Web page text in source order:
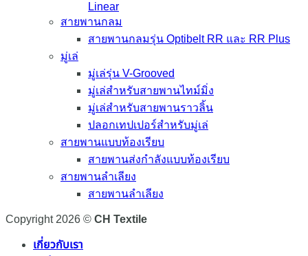
Linear
สายพานกลม
สายพานกลมรุ่น Optibelt RR และ RR Plus
มู่เล่
มู่เล่รุ่น V-Grooved
มู่เล่สำหรับสายพานไทม์มิ่ง
มู่เล่สำหรับสายพานราวลิ้น
ปลอกเทปเปอร์สำหรับมู่เล่
สายพานแบบท้องเรียบ
สายพานส่งกำลังแบบท้องเรียบ
สายพานลำเลียง
สายพานลำเลียง
Copyright 2026 © CH Textile
เกี่ยวกับเรา